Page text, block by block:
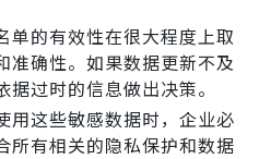
单的有效性在很大程度上取
准确性。如果数据更新不及
过时的信息做出决策。
用这些敏感数据时，企业必
所有相关的隐私保护和数据